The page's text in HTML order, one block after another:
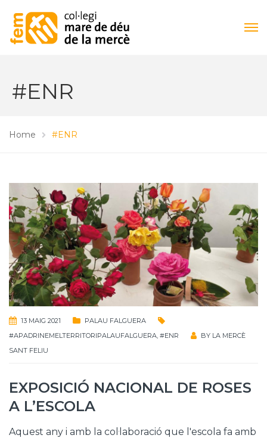
#ENR
Home #ENR
13 MAIG 2021
PALAU FALGUERA
#APADRINEMELTERRITORIPALAUFALGUERA #ENR BY LA MERCÈ
SANT FELIU
EXPOSICIÓ NACIONAL DE ROSES
A L’ESCOLA
Aquest any i amb la col·laboració que l'escola fa amb